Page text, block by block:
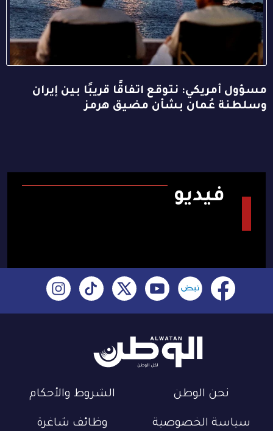
مسؤول أمريكي: نتوقع اتفاقًا قريبًا بين إيران
وسلطنة عُمان بشأن مضيق هرمز
فيديو
نحن الوطن الشروط والأحكام
سياسة الخصوصية وظائف شاغرة